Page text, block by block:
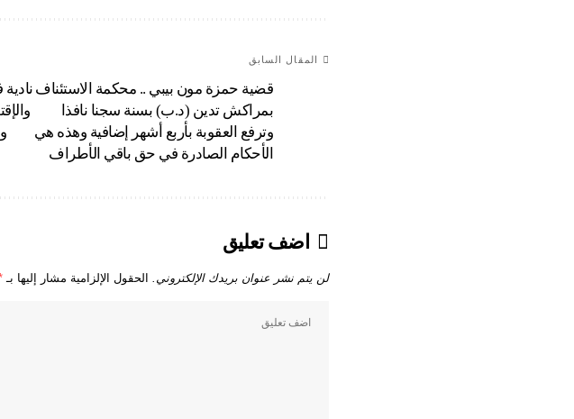
المقال السابق
قضية حمزة مون بيبي .. محكمة الاستئناف
بمراكش تدين (د.ب) بسنة سجنا نافذا
وترفع العقوبة بأربع أشهر إضافية وهذه هي
الأحكام الصادرة في حق باقي الأطراف
اضف تعليق
لن يتم نشر عنوان بريدك الإلكتروني. الحقول الإلزامية مشار إليها بـ